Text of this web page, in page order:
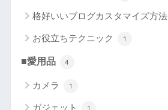
格好いいブログカスタマイズ方法
お役立ちテクニック 1
■愛用品 4
カメラ 1
ガジェット 1